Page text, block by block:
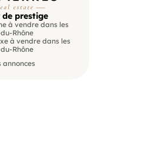
prestige
à vendre dans les
Rhône
à vendre dans les
Rhône
annonces